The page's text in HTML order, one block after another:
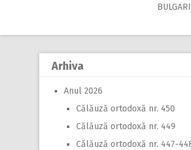
Arhiva
Anul 2026
Călăuză ortodoxă nr. 450
Călăuză ortodoxă nr. 449
Călăuză ortodoxă nr. 447-